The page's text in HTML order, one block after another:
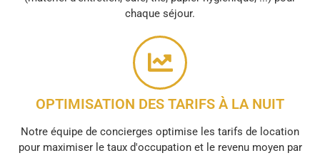
chaque séjour.
OPTIMISATION DES TARIFS À LA NUIT
Notre équipe de concierges optimise les tarifs de location
pour maximiser le taux d'occupation et le revenu moyen par